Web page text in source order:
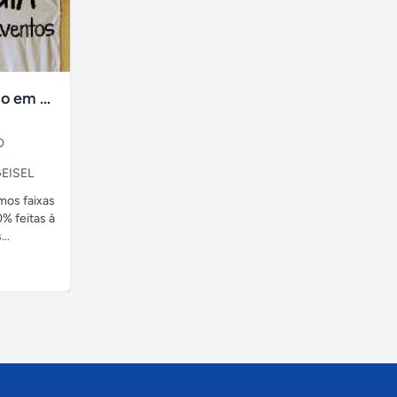
faixas no tecido em ate 24H
faixas
feitas à